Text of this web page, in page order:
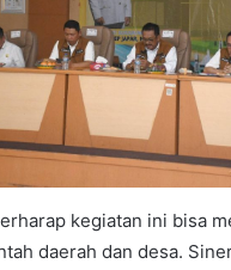
kegiatan ini bisa
daerah dan desa.